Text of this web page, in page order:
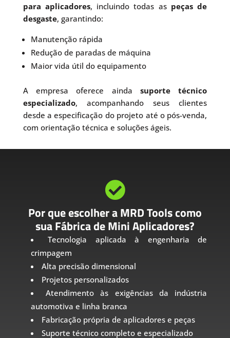
para aplicadores, incluindo todas as peças de
desgaste, garantindo:
Manutenção rápida
Redução de paradas de máquina
Maior vida útil do equipamento
A empresa oferece ainda suporte técnico
especializado, acompanhando seus clientes
desde a especificação do projeto até o pós-venda,
com orientação técnica e soluções ágeis.

Por que escolher a MRD Tools como
sua Fábrica de Mini Aplicadores?
Tecnologia aplicada à engenharia de
crimpagem
Alta precisão dimensional
Projetos personalizados
Atendimento às exigências da indústria
automotiva e linha branca
Fabricação própria de aplicadores e peças
Suporte técnico completo e especializado